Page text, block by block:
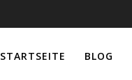
STARTSEITE BLOG